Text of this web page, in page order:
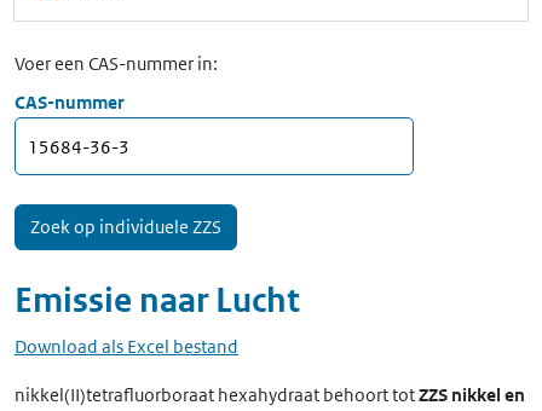
Voer een CAS-nummer in:
CAS-nummer
Emissie naar Lucht
Download als Excel bestand
nikkel(II)tetrafluorboraat hexahydraat behoort totZZS nikkel en